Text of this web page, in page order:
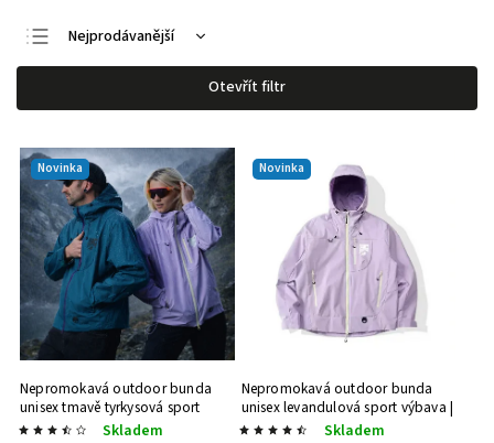
Nejprodávanější
Nejlevnější
Nejdražší
Abecedně
Otevřít filtr
Novinka
Nepromokavá outdoor bunda
unisex tmavě tyrkysová sport
výbava | ve styluSkladem
Novinka
Nepromokavá outdoor bunda
unisex levandulovásport výbava |
ve stylu
Skladem